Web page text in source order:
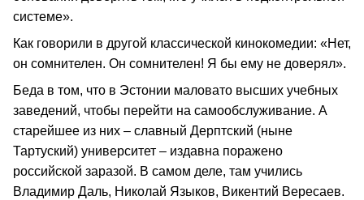
системе».
Как говорили в другой классической кинокомедии: «Нет,
он сомнителен. Он сомнителен! Я бы ему не доверял».
Беда в том, что в Эстонии маловато высших учебных
заведений, чтобы перейти на самообслуживание. А
старейшее из них – славный Дерптский (ныне
Тартуский) университет – издавна поражено
российской заразой. В самом деле, там учились
Владимир Даль, Николай Языков, Викентий Вересаев.